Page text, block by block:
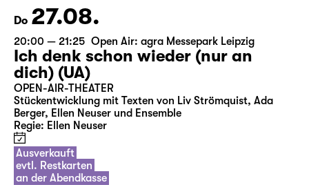
Do 27.08.
20:00 — 21:25 Open Air: agra Messepark Leipzig
Ich denk schon wieder (nur an
dich) (UA)
OPEN-AIR-THEATER
Stückentwicklung mit Texten von Liv Strömquist, Ada
Berger, Ellen Neuser und Ensemble
Regie: Ellen Neuser
Ausverkauft
evtl. Restkarten
an der Abendkasse